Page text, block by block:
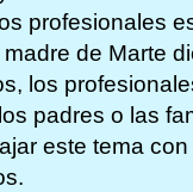
profesionales
de Marte
los
padres o las
este tema